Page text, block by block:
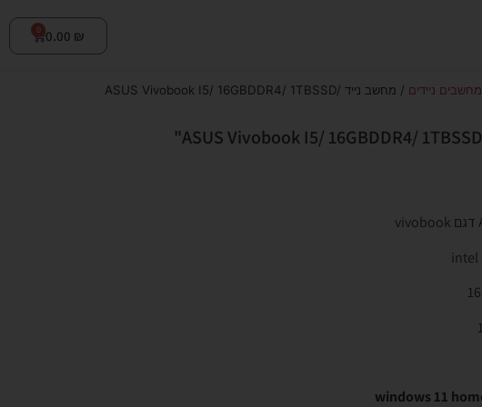
0.00 ₪
0
מחשבים ניידים
/ מחשב נייד ASUS Vivobook I5/ 16GBDDR4/ 1TBSSD/